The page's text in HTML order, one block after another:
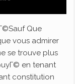
Que
vous admirer
se trouve plus
en tenant
constitution